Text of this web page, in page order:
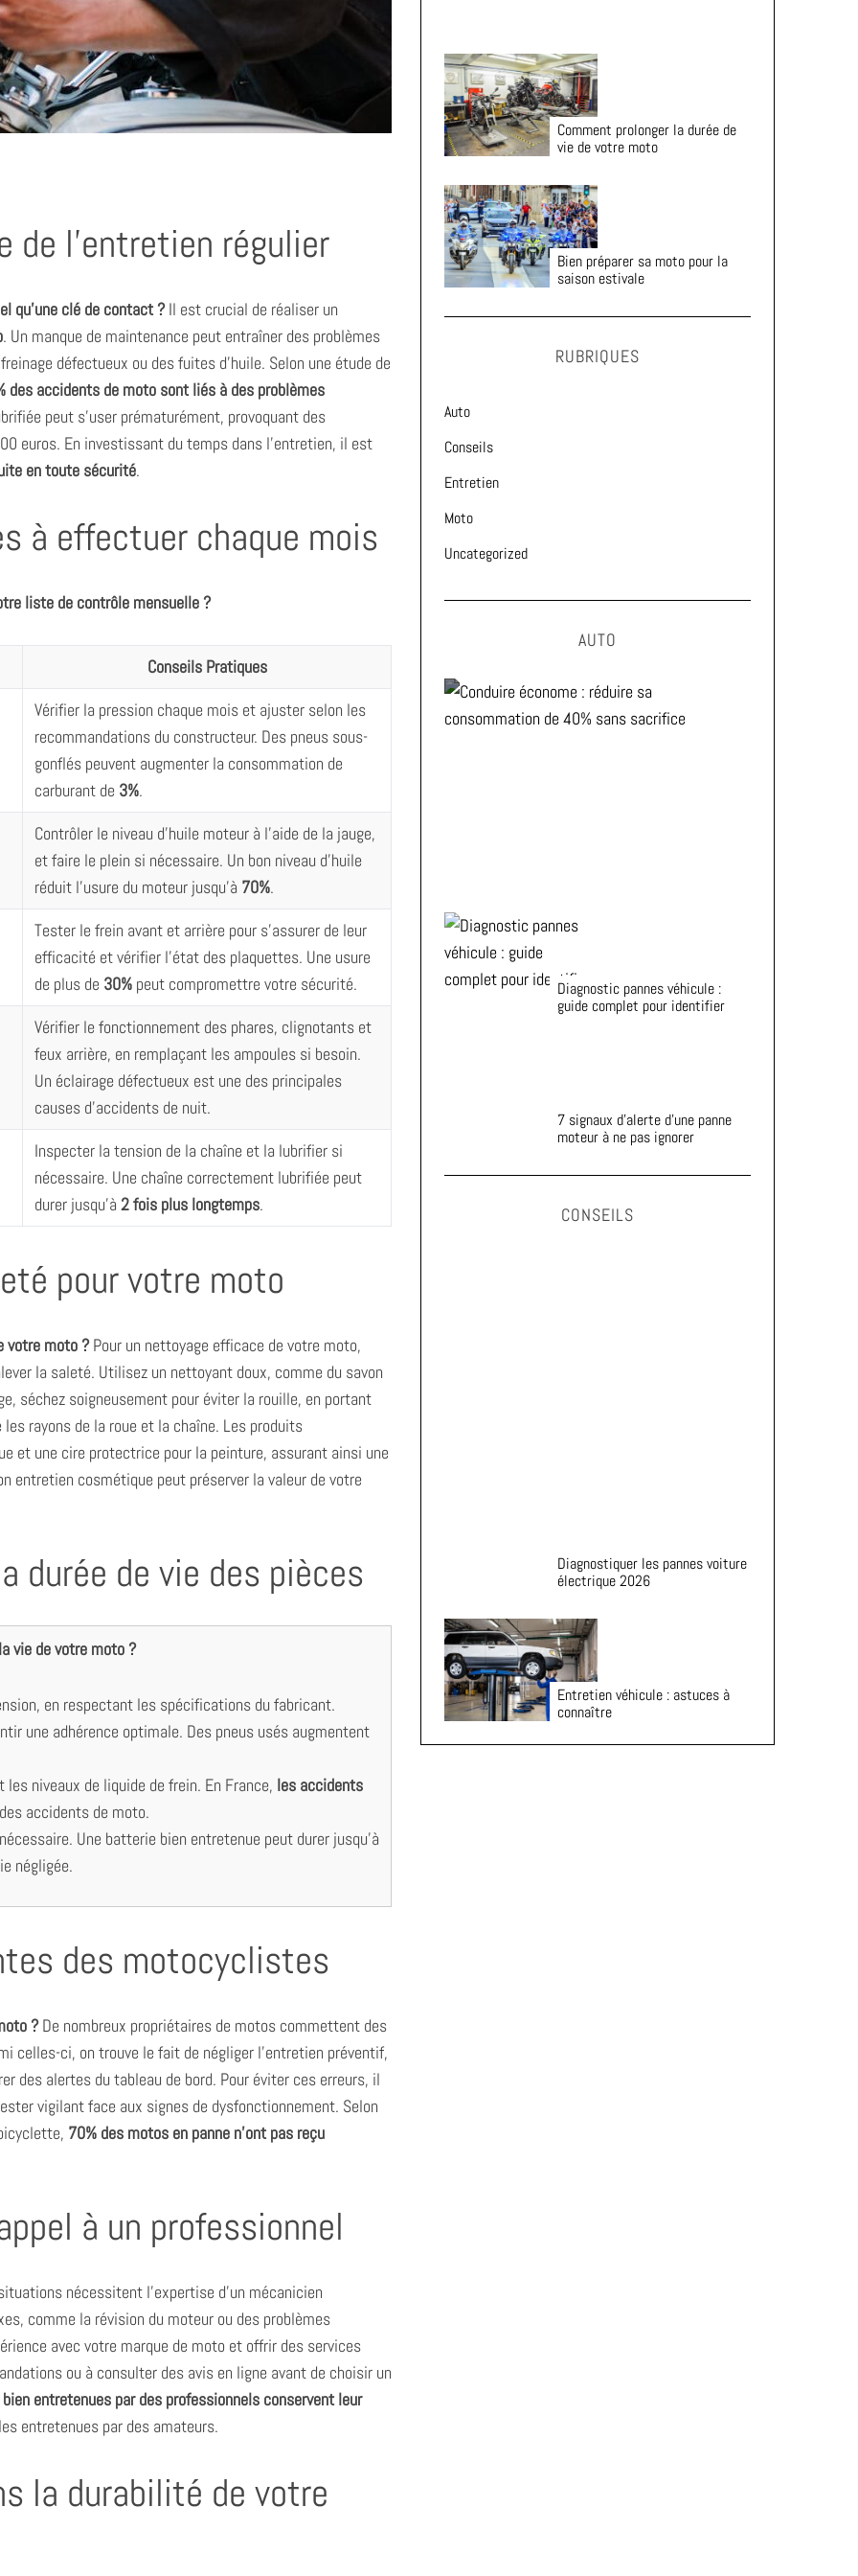
de l’entretien régulier
qu’une clé de contact ?Il est crucial de réaliser un
. Un manque de maintenance peut entraîner des problèmes
défectueux ou des fuites d’huile. Selon une étude de
des accidents de moto sont liés à des problèmes
peut s’user prématurément, provoquant des
euros. En investissant du temps dans l’entretien, il est
en toute sécurité.
à effectuer chaque mois
liste de contrôle mensuelle ?
Conseils Pratiques
Vérifier la pression chaque mois et ajuster selon les
recommandations du constructeur. Des pneus sous-
gonflés peuvent augmenter la consommation de
carburant de 3%.
Contrôler le niveau d’huile moteur à l’aide de la jauge,
et faire le plein si nécessaire. Un bon niveau d’huile
réduit l’usure du moteur jusqu’à 70%.
Tester le frein avant et arrière pour s’assurer de leur
efficacité et vérifier l’état des plaquettes. Une usure
de plus de 30% peut compromettre votre sécurité.
Vérifier le fonctionnement des phares, clignotants et
feux arrière, en remplaçant les ampoules si besoin.
Un éclairage défectueux est une des principales
causes d’accidents de nuit.
Inspecter la tension de la chaîne et la lubrifier si
nécessaire. Une chaîne correctement lubrifiée peut
durer jusqu’à 2 fois plus longtemps.
pour votre moto
votre moto ?Pour un nettoyage efficace de votre moto,
la saleté. Utilisez un nettoyant doux, comme du savon
séchez soigneusement pour éviter la rouille, en portant
rayons de la roue et la chaîne. Les produits
et une cire protectrice pour la peinture, assurant ainsi une
entretien cosmétique peut préserver la valeur de votre
durée de vie des pièces
vie de votre moto ?
en respectant les spécifications du fabricant.
une adhérence optimale. Des pneus usés augmentent
niveaux de liquide de frein. En France, les accidents
des accidents de moto.
Une batterie bien entretenue peut durer jusqu’à
négligée.
des motocyclistes
?De nombreux propriétaires de motos commettent des
celles-ci, on trouve le fait de négliger l’entretien préventif,
des alertes du tableau de bord. Pour éviter ces erreurs, il
vigilant face aux signes de dysfonctionnement. Selon
70% des motos en panne n’ont pas reçu
à un professionnel
nécessitent l’expertise d’un mécanicien
comme la révision du moteur ou des problèmes
avec votre marque de moto et offrir des services
ou à consulter des avis en ligne avant de choisir un
entretenues par des professionnels conservent leur
entretenues par des amateurs.
la durabilité de votre
Comment prolonger la durée de
vie de votre moto
Bien préparer sa moto pour la
saison estivale
RUBRIQUES
Auto
Conseils
Entretien
Moto
Uncategorized
AUTO
Diagnostic pannes véhicule :
guide complet pour identifier
7 signaux d’alerte d’une panne
moteur à ne pas ignorer
CONSEILS
Diagnostiquer les pannes voiture
électrique 2026
Entretien véhicule : astuces à
connaître